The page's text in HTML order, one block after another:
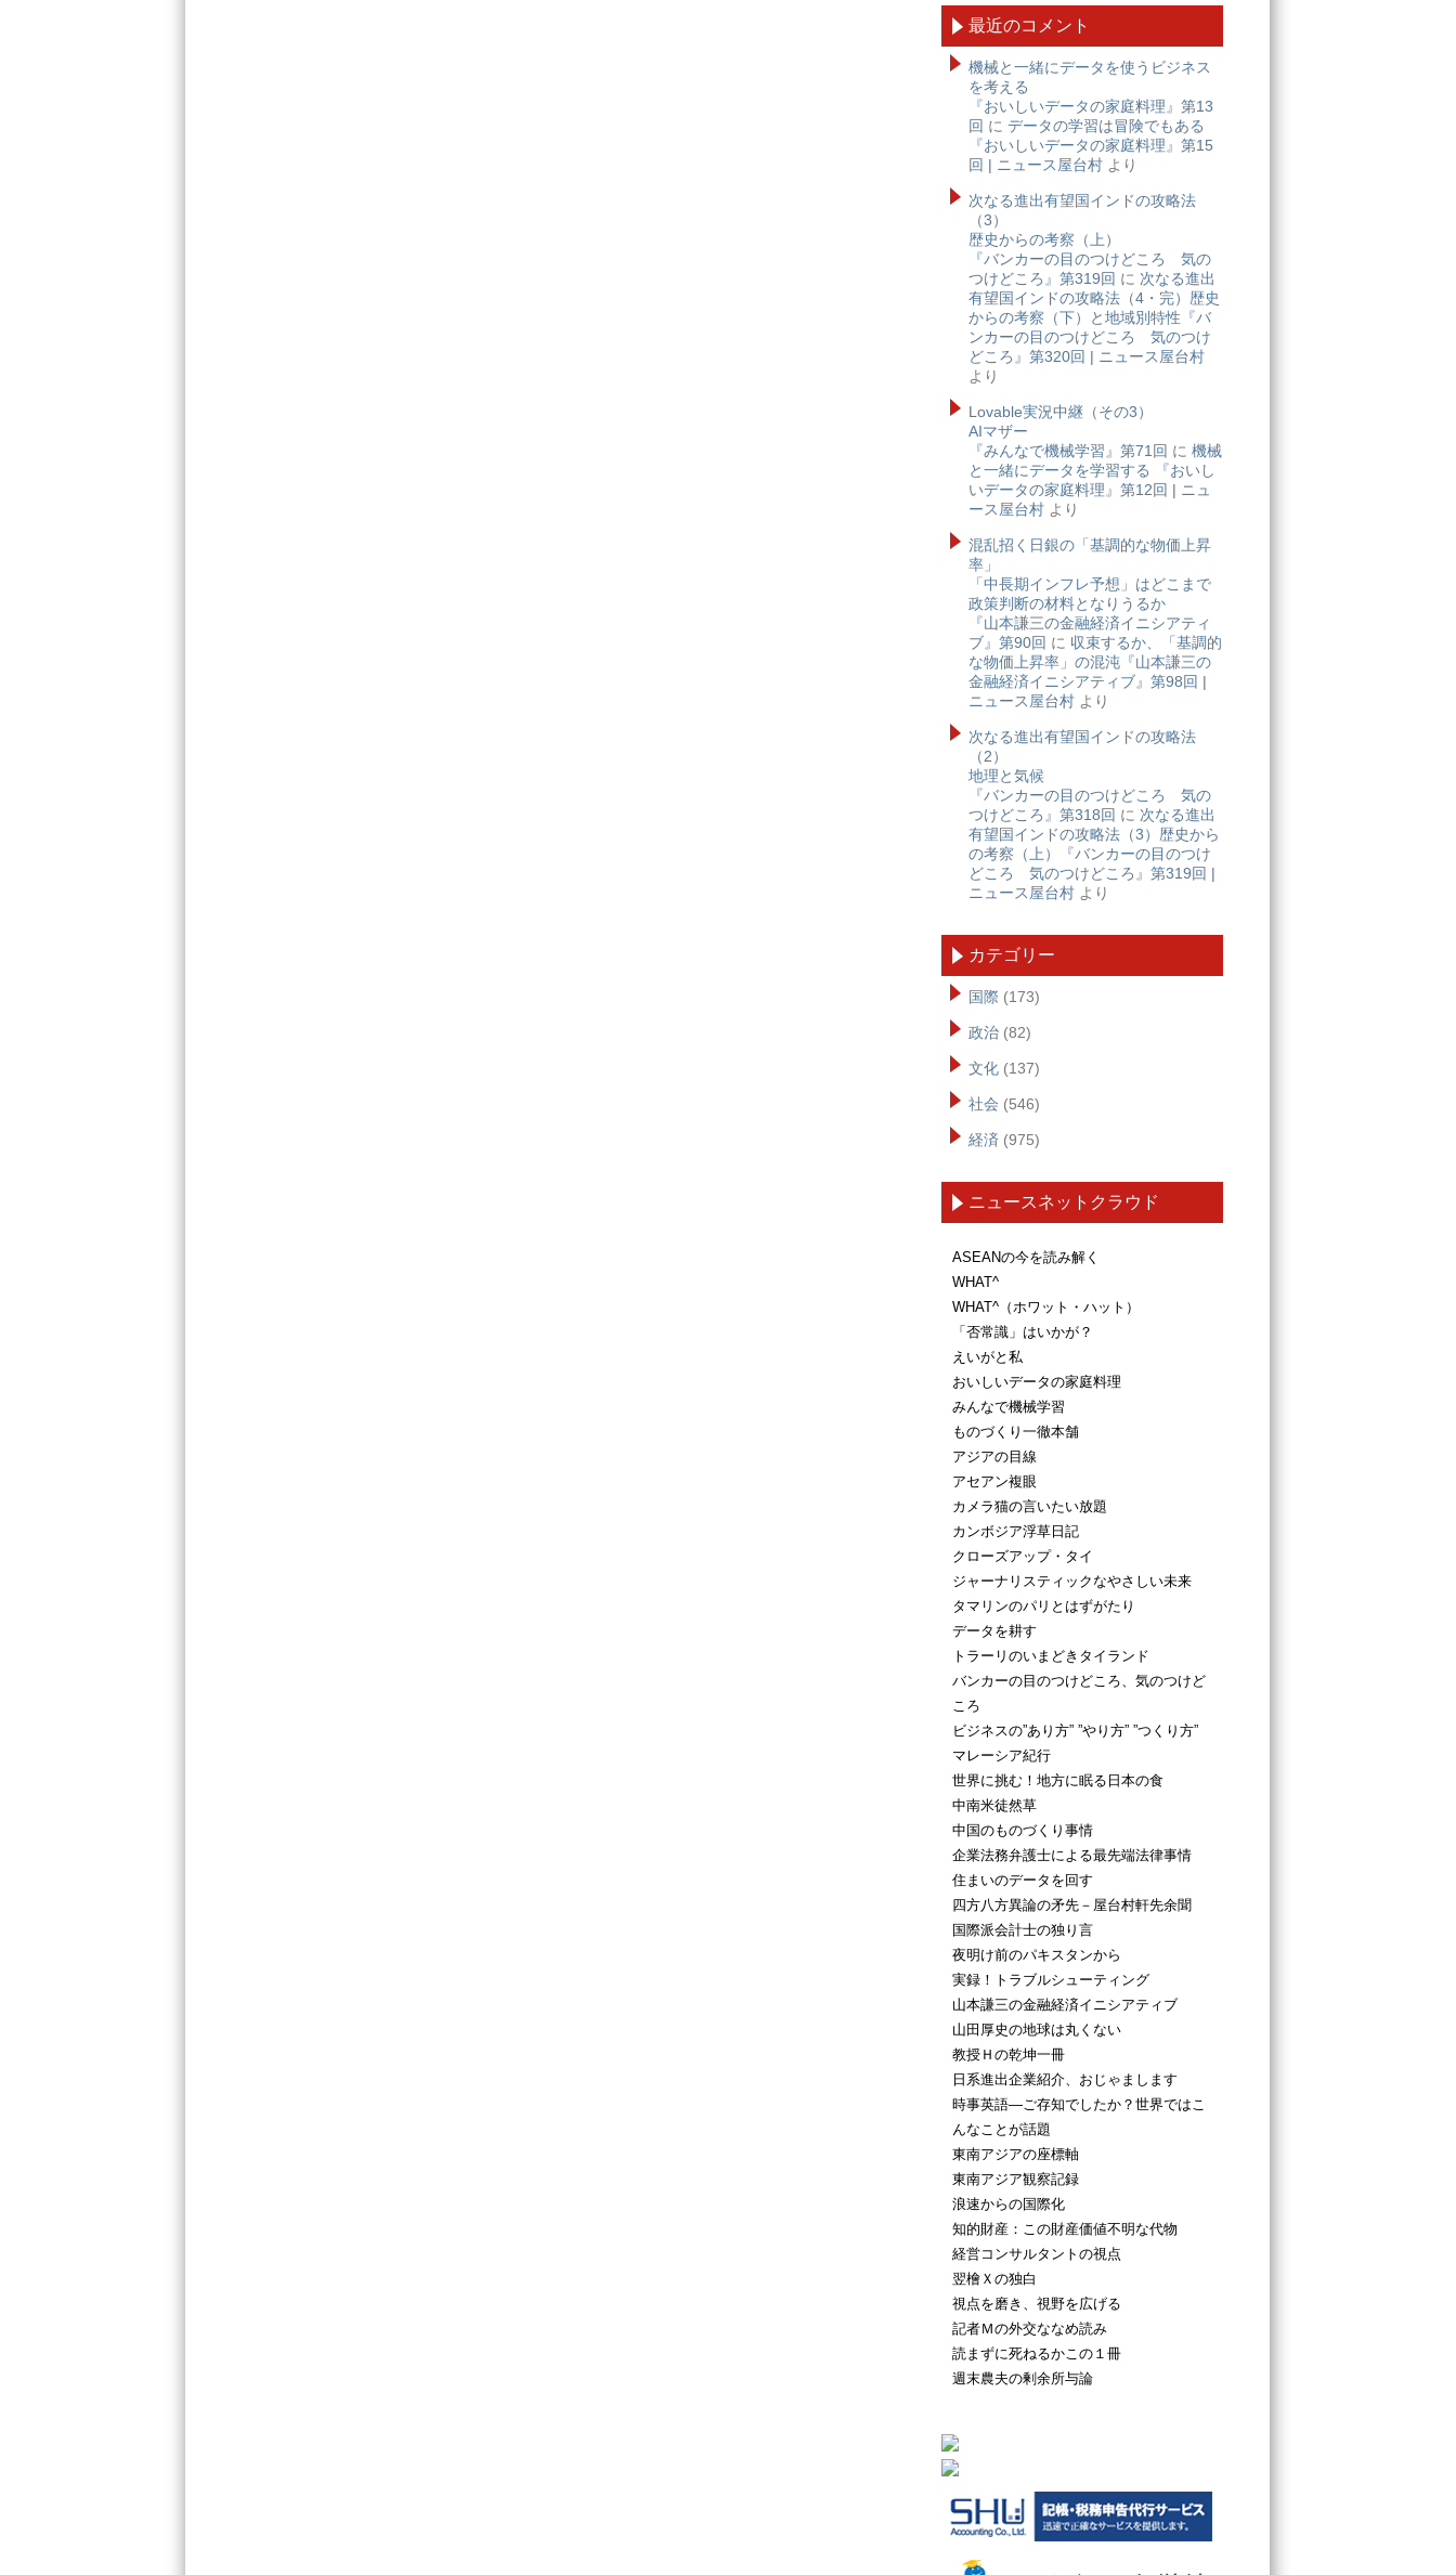
最近のコメント
機械と一緒にデータを使うビジネス
を考える
『おいしいデータの家庭料理』第13
回 に データの学習は冒険でもある
『おいしいデータの家庭料理』第15
回 | ニュース屋台村 より
次なる進出有望国インドの攻略法
（3）
歴史からの考察（上）
『バンカーの目のつけどころ 気の
つけどころ』第319回 に 次なる進出
有望国インドの攻略法（4・完）歴史
からの考察（下）と地域別特性『バ
ンカーの目のつけどころ 気のつけ
どころ』第320回 | ニュース屋台村
より
Lovable実況中継（その3）
AIマザー
『みんなで機械学習』第71回 に 機械
と一緒にデータを学習する 『おいし
いデータの家庭料理』第12回 | ニュ
ース屋台村 より
混乱招く日銀の「基調的な物価上昇
率」
「中長期インフレ予想」はどこまで
政策判断の材料となりうるか
『山本謙三の金融経済イニシアティ
ブ』第90回 に 収束するか、「基調的
な物価上昇率」の混沌『山本謙三の
金融経済イニシアティブ』第98回 |
ニュース屋台村 より
次なる進出有望国インドの攻略法
（2）
地理と気候
『バンカーの目のつけどころ 気の
つけどころ』第318回 に 次なる進出
有望国インドの攻略法（3）歴史から
の考察（上）『バンカーの目のつけ
どころ 気のつけどころ』第319回 |
ニュース屋台村 より
カテゴリー
国際 (173)
政治 (82)
文化 (137)
社会 (546)
経済 (975)
ニュースネットクラウド
ASEANの今を読み解く
WHAT^
WHAT^（ホワット・ハット）
「否常識」はいかが？
えいがと私
おいしいデータの家庭料理
みんなで機械学習
ものづくり一徹本舗
アジアの目線
アセアン複眼
カメラ猫の言いたい放題
カンボジア浮草日記
クローズアップ・タイ
ジャーナリスティックなやさしい未来
タマリンのパリとはずがたり
データを耕す
トラーリのいまどきタイランド
バンカーの目のつけどころ、気のつけど
ころ
ビジネスの”あり方” ”やり方” ”つくり方”
マレーシア紀行
世界に挑む！地方に眠る日本の食
中南米徒然草
中国のものづくり事情
企業法務弁護士による最先端法律事情
住まいのデータを回す
四方八方異論の矛先－屋台村軒先余聞
国際派会計士の独り言
夜明け前のパキスタンから
実録！トラブルシューティング
山本謙三の金融経済イニシアティブ
山田厚史の地球は丸くない
教授Ｈの乾坤一冊
日系進出企業紹介、おじゃまします
時事英語―ご存知でしたか？世界ではこ
んなことが話題
東南アジアの座標軸
東南アジア観察記録
浪速からの国際化
知的財産：この財産価値不明な代物
経営コンサルタントの視点
翌檜Ｘの独白
視点を磨き、視野を広げる
記者Ｍの外交ななめ読み
読まずに死ねるかこの１冊
週末農夫の剰余所与論